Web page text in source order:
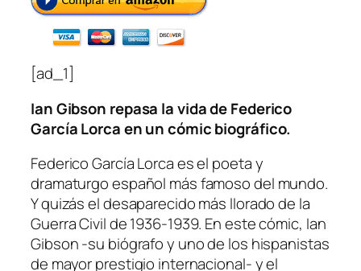
[ad_1]
Ian Gibson repasa la vida de Federico
García Lorca en un cómic biográfico.
Federico García Lorca es el poeta y
dramaturgo español más famoso del mundo.
Y quizás el desaparecido más llorado de la
Guerra Civil de 1936-1939. En este cómic, Ian
Gibson -su biógrafo y uno de los hispanistas
de mayor prestigio internacional- y el